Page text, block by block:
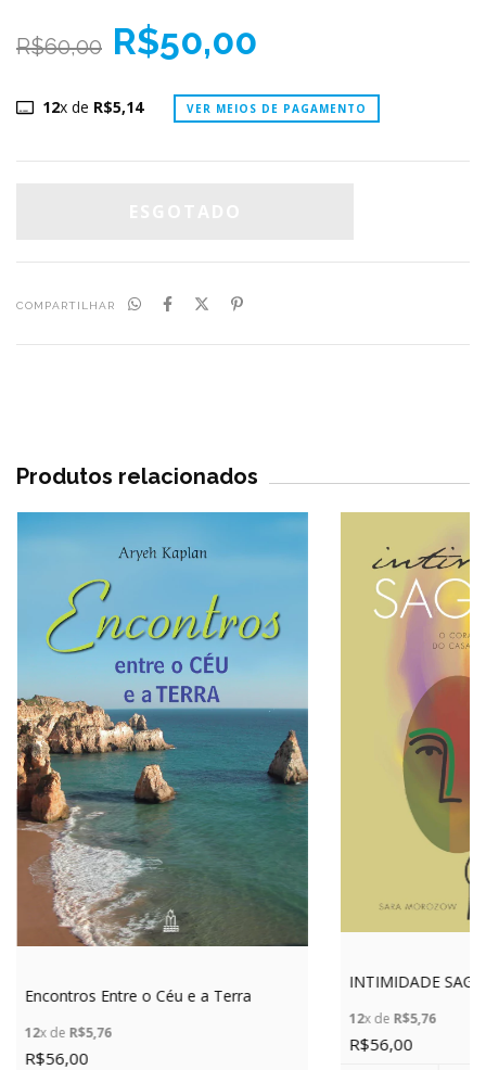
R$60,00 R$50,00
12x de R$5,14 VER MEIOS DE PAGAMENTO
COMPARTILHAR
Produtos relacionados
Encontros Entre o Céu e a Terra
12x de R$5,76
R$56,00
INTIMIDADE
12x de R$5,76
R$56,00